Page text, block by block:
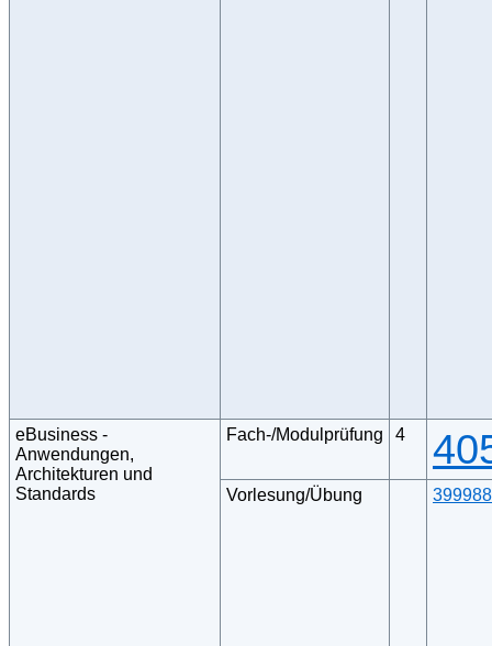
eBusiness -
Anwendungen,
Architekturen und
Standards
Fach-/Modulprüfung 4
Vorlesung/Übung 399988